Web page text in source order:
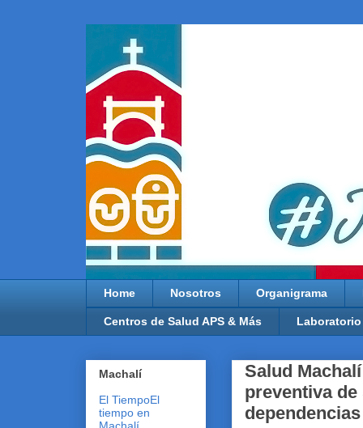
Home Nosotros Organigrama
Centros de Salud APS & Más Laboratorio
Salud
preventiva
Machalí
El TiempoEl
tiempo en